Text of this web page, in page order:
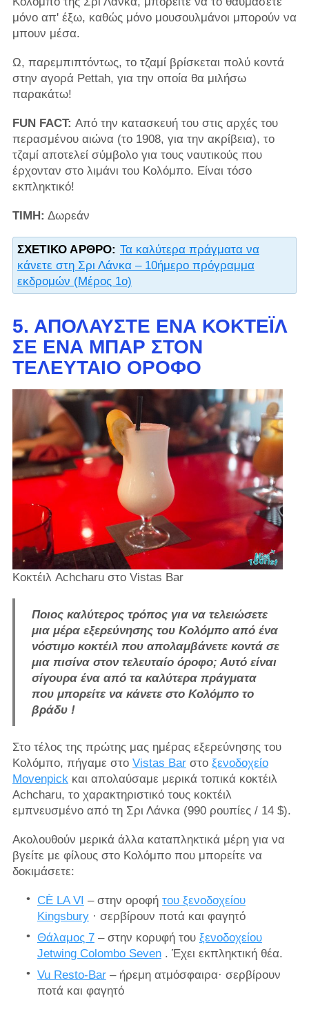
μόνο απ' έξω, καθώς μόνο μουσουλμάνοι μπορούν να
μπουν μέσα.
Ω, παρεμπιπτόντως, το τζαμί βρίσκεται πολύ κοντά
στην αγορά Pettah, για την οποία θα μιλήσω
παρακάτω!
FUN FACT: Από την κατασκευή του στις αρχές του
περασμένου αιώνα (το 1908, για την ακρίβεια), το
τζαμί αποτελεί σύμβολο για τους ναυτικούς που
έρχονταν στο λιμάνι του Κολόμπο. Είναι τόσο
εκπληκτικό!
ΤΙΜΗ: Δωρεάν
ΣΧΕΤΙΚΌ ΆΡΘΡΟ: Τα καλύτερα πράγματα να
κάνετε στη Σρι Λάνκα – 10ήμερο πρόγραμμα
εκδρομών (Μέρος 1ο)
5. ΑΠΟΛΑΎΣΤΕ ΈΝΑ ΚΟΚΤΈΙΛ
ΣΕ ΈΝΑ ΜΠΑΡ ΣΤΟΝ
ΤΕΛΕΥΤΑΊΟ ΌΡΟΦΟ
Κοκτέιλ Achcharu στο Vistas Bar
Ποιος καλύτερος τρόπος για να τελειώσετε
μια μέρα εξερεύνησης του Κολόμπο από ένα
νόστιμο κοκτέιλ που απολαμβάνετε κοντά σε
μια πισίνα στον τελευταίο όροφο; Αυτό είναι
σίγουρα ένα από τα καλύτερα πράγματα
που μπορείτε να κάνετε στο Κολόμπο το
βράδυ !
Στο τέλος της πρώτης μας ημέρας εξερεύνησης του
Κολόμπο, πήγαμε στο Vistas Barστο ξενοδοχείο
Movenpickκαι απολαύσαμε μερικά τοπικά κοκτέιλ
Achcharu, το χαρακτηριστικό τους κοκτέιλ
εμπνευσμένο από τη Σρι Λάνκα (990 ρουπίες / 14 $).
Ακολουθούν μερικά άλλα καταπληκτικά μέρη για να
βγείτε με φίλους στο Κολόμπο που μπορείτε να
δοκιμάσετε:
CÈ LA VI – στην οροφή του ξενοδοχείου
Kingsbury· σερβίρουν ποτά και φαγητό
Θάλαμος 7– στην κορυφή του ξενοδοχείου
Jetwing Colombo Seven. Έχει εκπληκτική θέα.
Vu Resto-Bar– ήρεμη ατμόσφαιρα· σερβίρουν
ποτά και φαγητό